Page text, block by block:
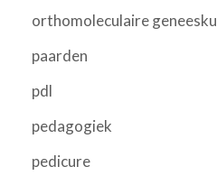
orthomoleculaire
paarden
pdl
pedagogiek
pedicure